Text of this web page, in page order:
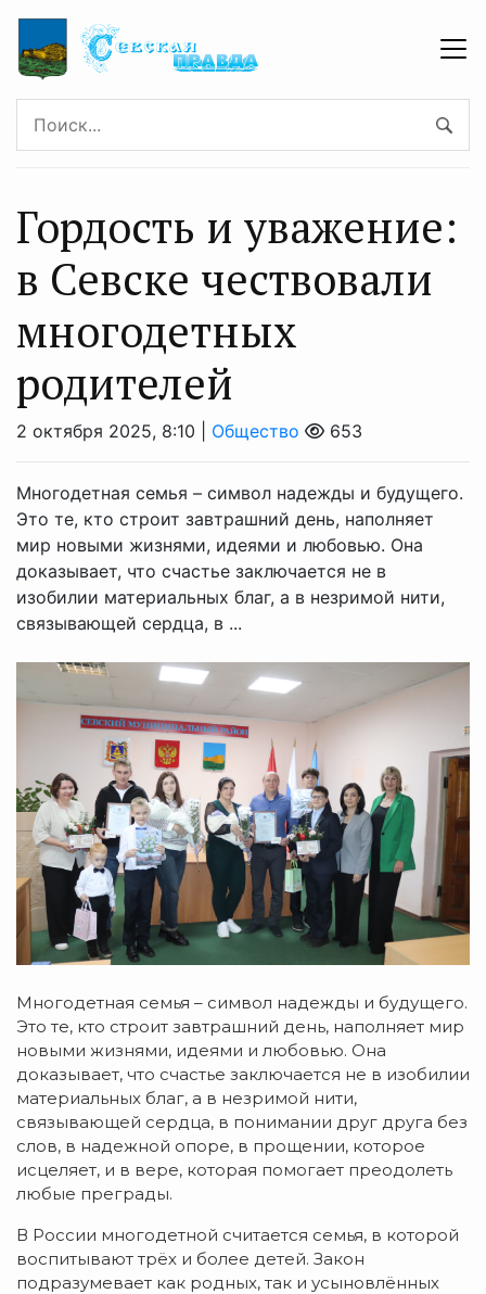
Гордость и уважение:
в Севске чествовали
многодетных
родителей
2 октября 2025, 8:10 | Общество 653
Многодетная семья – символ надежды и будущего.
Это те, кто строит завтрашний день, наполняет
мир новыми жизнями, идеями и любовью. Она
доказывает, что счастье заключается не в
изобилии материальных благ, а в незримой нити,
связывающей сердца, в ...
Многодетная семья – символ надежды и будущего.
Это те, кто строит завтрашний день, наполняет мир
новыми жизнями, идеями и любовью. Она
доказывает, что счастье заключается не в изобилии
материальных благ, а в незримой нити,
связывающей сердца, в понимании друг друга без
слов, в надежной опоре, в прощении, которое
исцеляет, и в вере, которая помогает преодолеть
любые преграды.
В России многодетной считается семья, в которой
воспитывают трёх и более детей. Закон
подразумевает как родных, так и усыновлённых